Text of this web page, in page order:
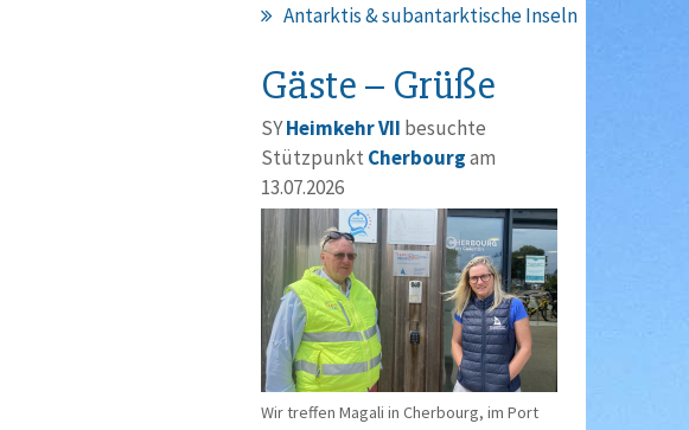
Antarktis & subantarktische Inseln
Gäste – Grüße
SYHeimkehr VII besuchte
Stützpunkt Cherbourgam
13.07.2026
Wir treffen Magali in Cherbourg, im Port